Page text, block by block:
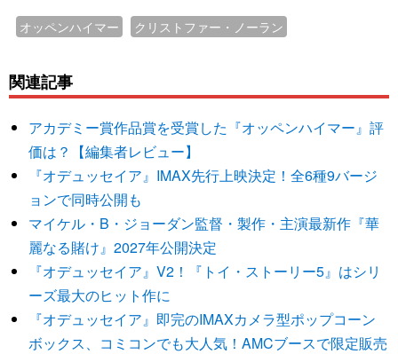
オッペンハイマー クリストファー・ノーラン
関連記事
アカデミー賞作品賞を受賞した『オッペンハイマー』評
価は？【編集者レビュー】
『オデュッセイア』IMAX先行上映決定！全6種9バージ
ョンで同時公開も
マイケル・B・ジョーダン監督・製作・主演最新作『華
麗なる賭け』2027年公開決定
『オデュッセイア』V2！『トイ・ストーリー5』はシリ
ーズ最大のヒット作に
『オデュッセイア』即完のIMAXカメラ型ポップコーン
ボックス、コミコンでも大人気！AMCブースで限定販売